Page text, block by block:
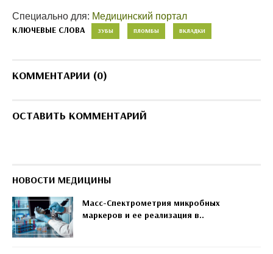
Специально для: Медицинский портал
КЛЮЧЕВЫЕ СЛОВА ЗУБЫ ПЛОМБЫ ВКЛАДКИ
КОММЕНТАРИИ (0)
ОСТАВИТЬ КОММЕНТАРИЙ
НОВОСТИ МЕДИЦИНЫ
Масс-Спектрометрия микробных
маркеров и ее реализация в..